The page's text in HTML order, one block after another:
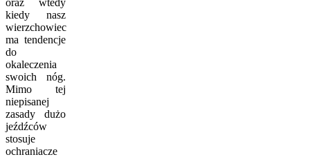
kiedy nasz
wierzchowiec
ma tendencje
do
okaleczenia
swoich nóg.
Mimo tej
niepisanej
zasady dużo
jeźdźców
stosuje
ochraniacze